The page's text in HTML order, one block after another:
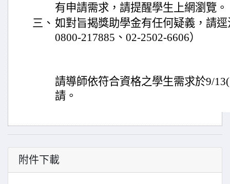
有申請需求，請提醒學生上網瀏覽。
三、 如對旨揭獎助學金有任何疑義，請
0800-217885、02-2502-6606）
請導師依符合資格之學生需求於9/
請。
附件下載